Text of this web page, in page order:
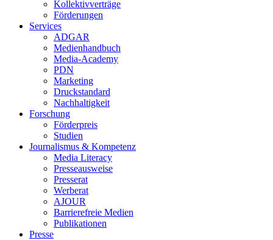
Kollektivverträge
Förderungen
Services
ADGAR
Medienhandbuch
Media-Academy
PDN
Marketing
Druckstandard
Nachhaltigkeit
Forschung
Förderpreis
Studien
Journalismus & Kompetenz
Media Literacy
Presseausweise
Presserat
Werberat
AJOUR
Barrierefreie Medien
Publikationen
Presse